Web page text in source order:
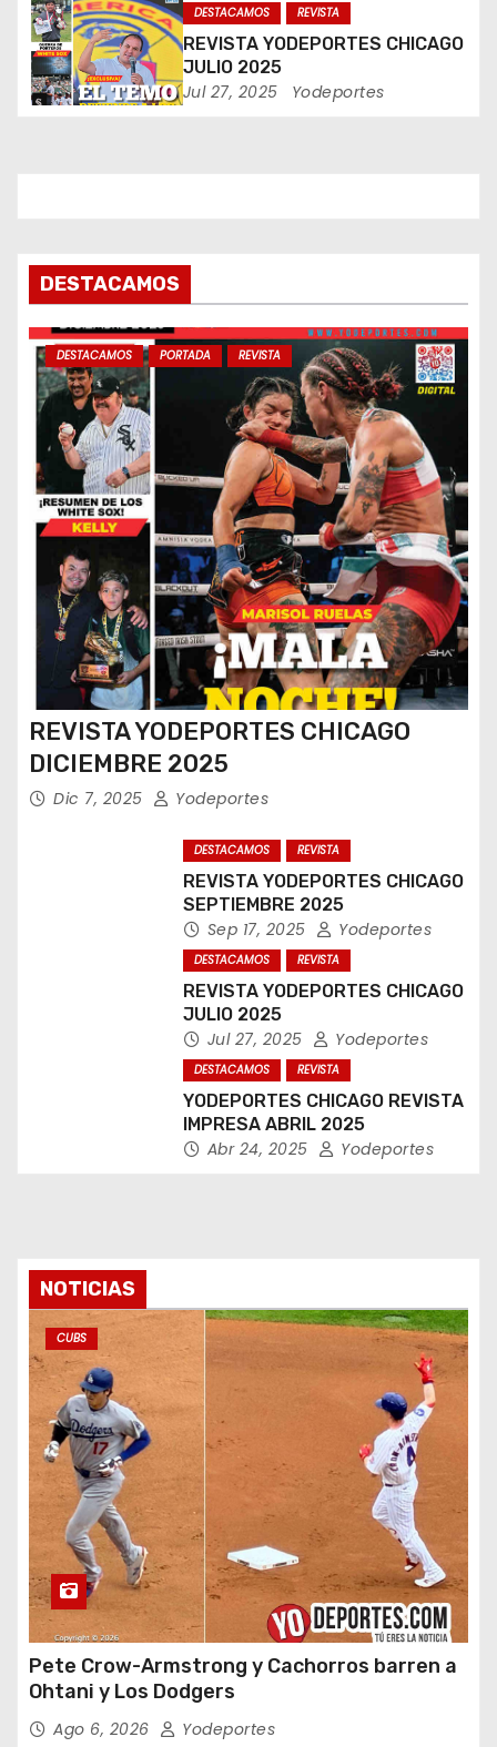
n
t
a
s
DESTACAMOS REVISTA
REVISTA YODEPORTES CHICAGO
JULIO 2025
Jul 27, 2025 Yodeportes
DESTACAMOS
DESTACAMOS PORTADA REVISTA
REVISTA YODEPORTES CHICAGO
DICIEMBRE 2025
Dic 7, 2025 Yodeportes
DESTACAMOS REVISTA
REVISTA YODEPORTES CHICAGO
SEPTIEMBRE 2025
Sep 17, 2025 Yodeportes
DESTACAMOS REVISTA
REVISTA YODEPORTES CHICAGO
JULIO 2025
Jul 27, 2025 Yodeportes
DESTACAMOS REVISTA
YODEPORTES CHICAGO REVISTA
IMPRESA ABRIL 2025
Abr 24, 2025 Yodeportes
NOTICIAS
CUBS
Pete Crow-Armstrong y Cachorros barren a
Ohtani y Los Dodgers
Ago 6, 2026 Yodeportes